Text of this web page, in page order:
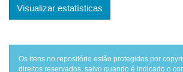
Visualizar estatísticas
Os itens no repositório estão protegidos por
direitos reservados, salvo quando é indicado o